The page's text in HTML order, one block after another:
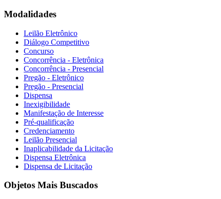
Modalidades
Leilão Eletrônico
Diálogo Competitivo
Concurso
Concorrência - Eletrônica
Concorrência - Presencial
Pregão - Eletrônico
Pregão - Presencial
Dispensa
Inexigibilidade
Manifestação de Interesse
Pré-qualificação
Credenciamento
Leilão Presencial
Inaplicabilidade da Licitação
Dispensa Eletrônica
Dispensa de Licitação
Objetos Mais Buscados